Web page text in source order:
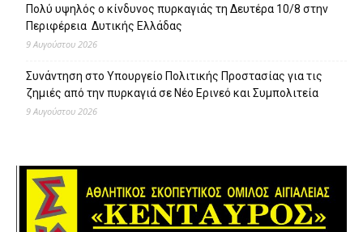
Πολύ υψηλός ο κίνδυνος πυρκαγιάς τη Δευτέρα 10/8 στην
Περιφέρεια Δυτικής Ελλάδας
9 Αυγούστου 2026
Συνάντηση στο Υπουργείο Πολιτικής Προστασίας για τις
ζημιές από την πυρκαγιά σε Νέο Ερινεό και Συμπολιτεία
9 Αυγούστου 2026